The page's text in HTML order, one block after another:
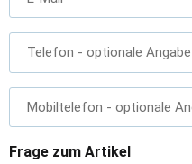
Telefon - optionale Angabe
Mobiltelefon - optionale
Frage zum Artikel